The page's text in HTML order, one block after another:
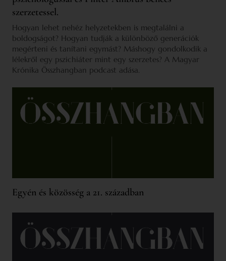
szerzetessel.
Hogyan lehet nehéz helyzetekben is megtalálni a
boldogságot? Hogyan tudják a különböző generációk
megérteni és tanítani egymást? Máshogy gondolkodik a
lélekről egy pszichiáter mint egy szerzetes? A Magyar
Krónika Összhangban podcast adása.
Egyén és közösség a 21. században